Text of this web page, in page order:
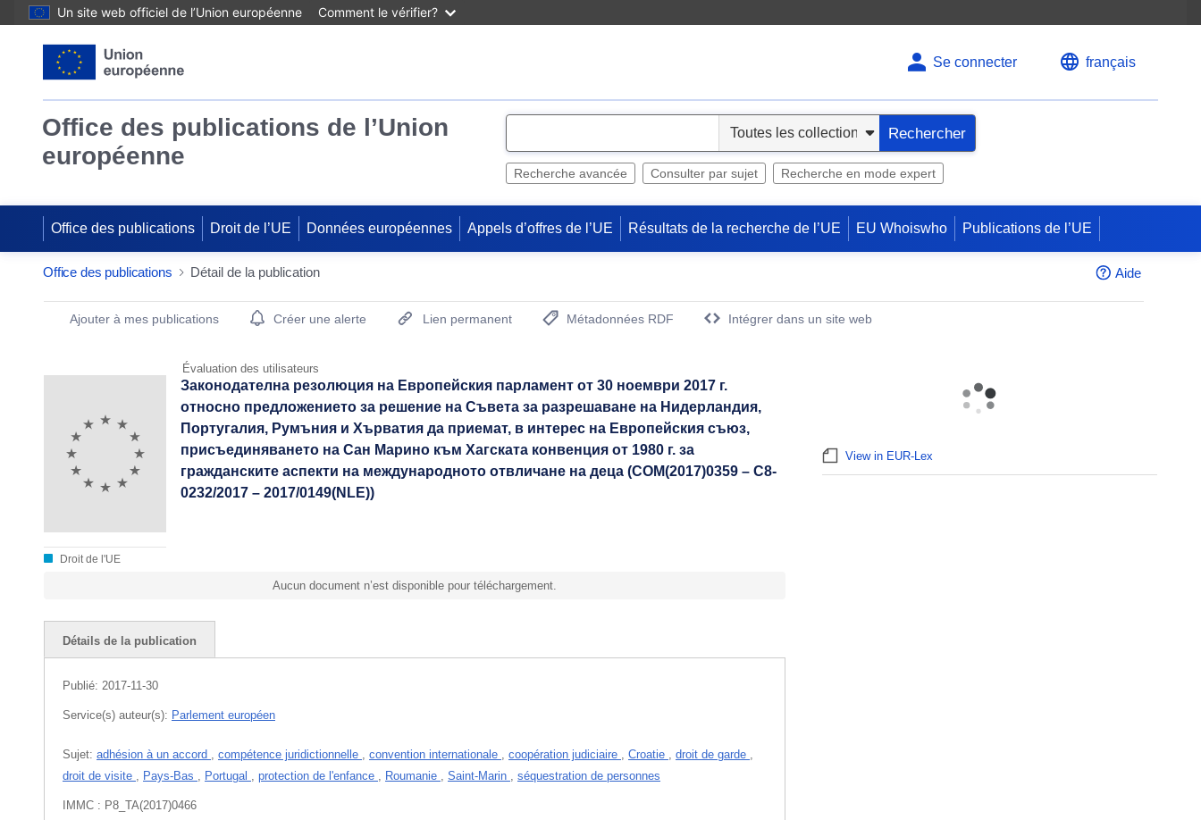
Un site web officiel de l’Union européenne Comment le vérifier?
Se connecter français
Office des publications de l’Union
européenne
e
Rechercher
Recherche avancée Consulter par sujet Recherche en mode expert
Office des publications Droit de l’UE Données européennes Appels d’offres de l’UE Résultats de la recherche de l’UE EU Whoiswho Publications de l’UE
Office des publications Détail de la publication Aide
Publication Detail Actions Portlet
Ajouter à mes publications Créer une alerte Lien permanent
Métadonnées RDF
Intégrer dans un site web
Évaluation des utilisateurs
Droit de l'UE
Законодателна резолюция на Европейския парламент от 30 ноември 2017 г.
относно предложението за решение на Съвета за разрешаване на Нидерландия,
Португалия, Румъния и Хърватия да приемат, в интерес на Европейския съюз,
присъединяването на Сан Марино към Хагската конвенция от 1980 г. за
гражданските аспекти на международното отвличане на деца (COM(2017)0359 – C8-
0232/2017 – 2017/0149(NLE))
Aucun document n’est disponible pour téléchargement.
Détails de la publication
Publié: 2017-11-30
Service(s) auteur(s): Parlement européen
Sujet: adhésion à un accord , compétence juridictionnelle , convention internationale , coopération judiciaire , Croatie , droit de garde ,
droit de visite , Pays-Bas , Portugal , protection de l'enfance , Roumanie , Saint-Marin , séquestration de personnes
IMMC : P8_TA(2017)0466
View in EUR-Lex